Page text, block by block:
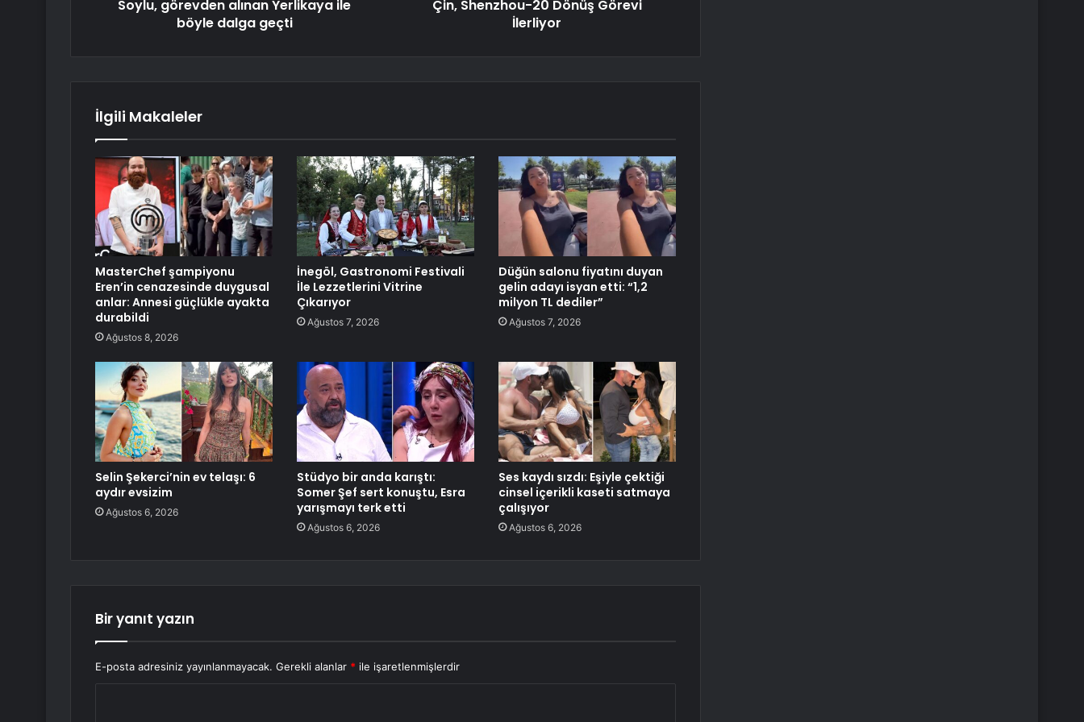
Soylu, görevden alınan Yerlikaya ile
böyle dalga geçti
Çin, Shenzhou-20 Dönüş Görevi
İlerliyor
İlgili Makaleler
MasterChef şampiyonu
Eren’in cenazesinde duygusal
anlar: Annesi güçlükle ayakta
durabildi
Ağustos 8, 2026
İnegöl, Gastronomi Festivali
İle Lezzetlerini Vitrine
Çıkarıyor
Ağustos 7, 2026
Düğün salonu fiyatını duyan
gelin adayı isyan etti: “1,2
milyon TL dediler”
Ağustos 7, 2026
Selin Şekerci’nin ev telaşı: 6
aydır evsizim
Ağustos 6, 2026
Stüdyo bir anda karıştı:
Somer Şef sert konuştu, Esra
yarışmayı terk etti
Ağustos 6, 2026
Ses kaydı sızdı: Eşiyle çektiği
cinsel içerikli kaseti satmaya
çalışıyor
Ağustos 6, 2026
Bir yanıt yazın
E-posta adresiniz yayınlanmayacak. Gerekli alanlar * ile işaretlenmişlerdir